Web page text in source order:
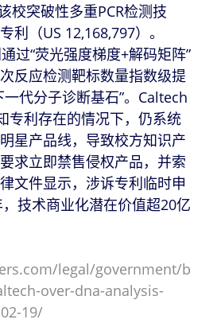
校突破性多重PCR检测技
利（US 12,168,797）。
过“荧光强度梯度+解码矩阵”
反应检测靶标数量指数级提
代分子诊断基石”。Caltech
专利存在的情况下，仍系统
星产品线，导致校方知识产
求立即禁售侵权产品，并索
文件显示，涉诉专利临时申
技术商业化潜在价值超20亿
legal/government/b
over-dna-analysis-
19/